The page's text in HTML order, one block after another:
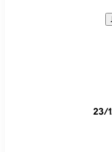
23/